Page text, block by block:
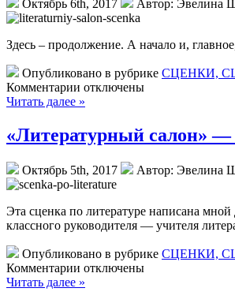
Октябрь 6th, 2017 Автор: Эвелина
Здесь – продолжение. А начало и,
Опубликовано в рубрике СЦЕНКИ,
Комментарии отключены
Читать далее »
«Литературный салон» —
Октябрь 5th, 2017 Автор: Эвелина
Эта сценка по литературе написана
классного руководителя — учителя
Опубликовано в рубрике СЦЕНКИ,
Комментарии отключены
Читать далее »